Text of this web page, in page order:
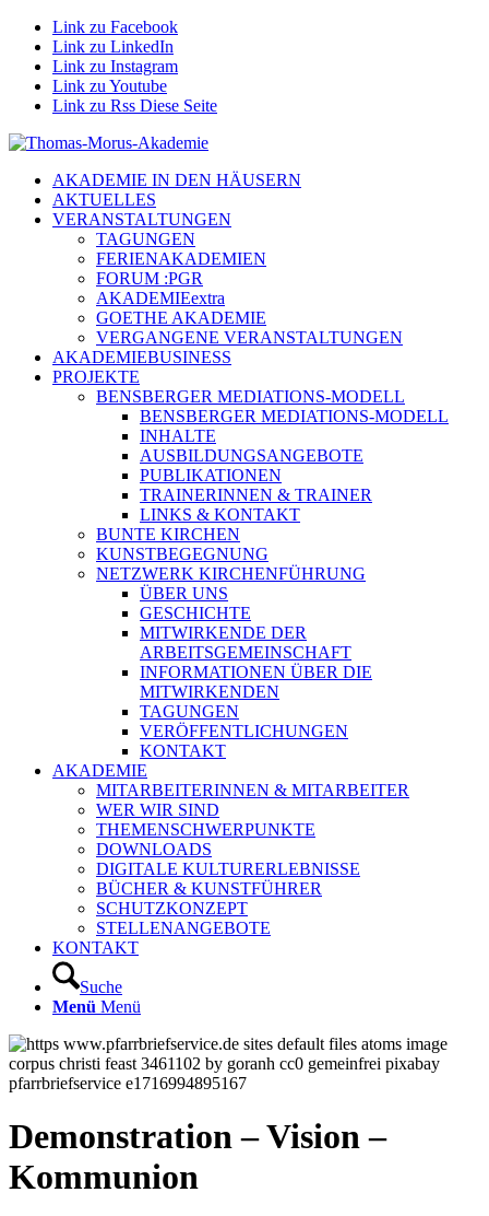
Link zu Facebook
Link zu LinkedIn
Link zu Instagram
Link zu Youtube
Link zu Rss Diese Seite
AKADEMIE IN DEN HÄUSERN
AKTUELLES
VERANSTALTUNGEN
TAGUNGEN
FERIENAKADEMIEN
FORUM :PGR
AKADEMIEextra
GOETHE AKADEMIE
VERGANGENE VERANSTALTUNGEN
AKADEMIEBUSINESS
PROJEKTE
BENSBERGER MEDIATIONS-MODELL
BENSBERGER MEDIATIONS-MODELL
INHALTE
AUSBILDUNGSANGEBOTE
PUBLIKATIONEN
TRAINERINNEN & TRAINER
LINKS & KONTAKT
BUNTE KIRCHEN
KUNSTBEGEGNUNG
NETZWERK KIRCHENFÜHRUNG
ÜBER UNS
GESCHICHTE
MITWIRKENDE DER
ARBEITSGEMEINSCHAFT
INFORMATIONEN ÜBER DIE
MITWIRKENDEN
TAGUNGEN
VERÖFFENTLICHUNGEN
KONTAKT
AKADEMIE
MITARBEITERINNEN & MITARBEITER
WER WIR SIND
THEMENSCHWERPUNKTE
DOWNLOADS
DIGITALE KULTURERLEBNISSE
BÜCHER & KUNSTFÜHRER
SCHUTZKONZEPT
STELLENANGEBOTE
KONTAKT
Suche
Menü Menü
Demonstration – Vision –
Kommunion